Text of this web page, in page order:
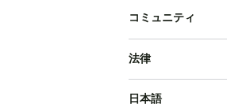
コミュニティ
法律
日本語